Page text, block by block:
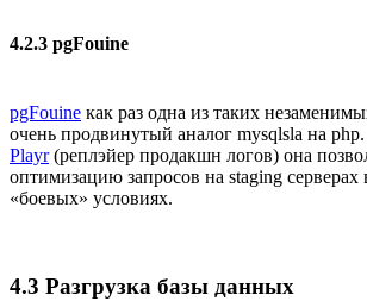
4.2.3 pgFouine
pgFouine как раз одна из таких
очень продвинутый аналог mysqlsla на
Playr(реплэйер продакшн логов) она
оптимизацию запросов на staging серверах
«боевых» условиях.
4.3 Разгрузка базы данных